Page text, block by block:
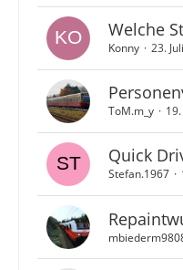
Welche
Konny 23.
ToM.m_y
Quick
Stefan.1967